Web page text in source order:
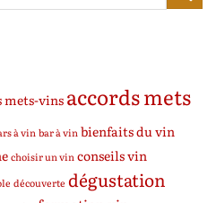
mets-vins accords mets
à vin bar à vin bienfaits du vin
choisir un vin conseils vin
découverte dégustation